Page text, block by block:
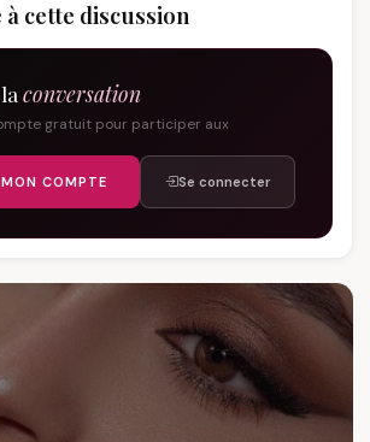
cette discussion
conversation
gratuit pour participer aux
MON COMPTE Se connecter